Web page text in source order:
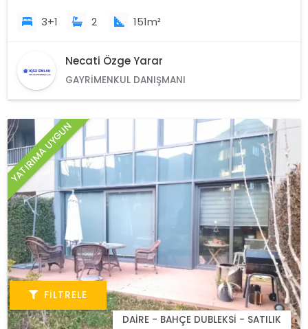
FILTRELE
3+1 2 151m²
Necati Özge Yarar
GAYRIMENKUL DANIŞMANI
YATIRIMA UYGUN
DAIRE - BAHÇE DUBLEKSI - SATILIK